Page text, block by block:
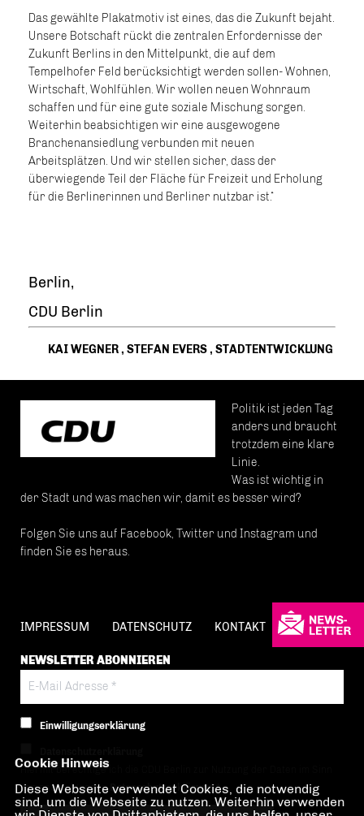
Das gewählte Plakatmotiv ist eines, das die Zukunft bejaht.
Unsere Botschaft rückt die zentralen Erfordernisse der
Zukunft Berlins in den Mittelpunkt, die auf dem
Tempelhofer Feld berücksichtigt werden sollen- Wohnen,
Wirtschaft, Wohlfühlen. Wir wollen neuen Wohnraum
schaffen und für eine gute soziale Mischung sorgen.
Weiterhin beabsichtigen wir eine ausgewogene
Branchenansiedlung verbunden mit neuen
Arbeitsplätzen. Und wir stellen sicher, dass der
überwiegende Teil der Fläche für Freizeit und Erholung
für die Berlinerinnen und Berliner nutzbar ist.“
Berlin,
CDU Berlin
KAI WEGNER, STEFAN EVERS, STADTENTWICKLUNG
Politik ist jeden Tag
anders und braucht
trotzdem eine klare
Linie.
Was ist wichtig in
der Stadt und was machen wir, damit es besser wird?
Folgen Sie uns auf Facebook, Twitter und Instagram und
finden Sie es heraus.
IMPRESSUM DATENSCHUTZ KONTAKT
NEWSLETTER ABONNIEREN
Einwilligungserklärung
Hiermit berechtige ich die CDU Berlin zur Nutzung der Daten im Sinn
der nachfolgenden Datenschutzerklärung.*
Cookie Hinweis
Diese Webseite verwendet Cookies, die notwendig
sind, um die Webseite zu nutzen. Weiterhin verwenden